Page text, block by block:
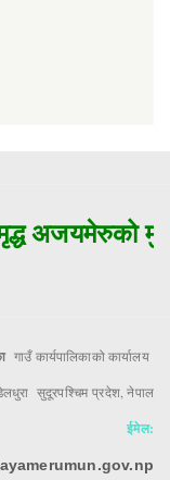
अजयमेरुको मुल
गाउँ कार्यपालिकाको कार्यालय
सुदूरपश्चिम प्रदेश, नेपाल
ईमेल: